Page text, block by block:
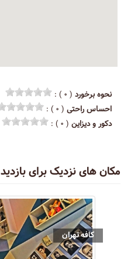
نحوه برخورد ( ۰ ) :
احساس راحتی ( ۰ ) :
دکور و دیزاین ( ۰ ) :
مکان های نزدیک برای بازدید
کافه تهران